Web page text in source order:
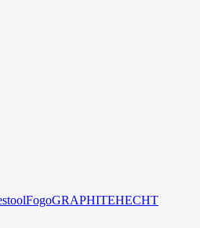
FogoGRAPHITEHECHT